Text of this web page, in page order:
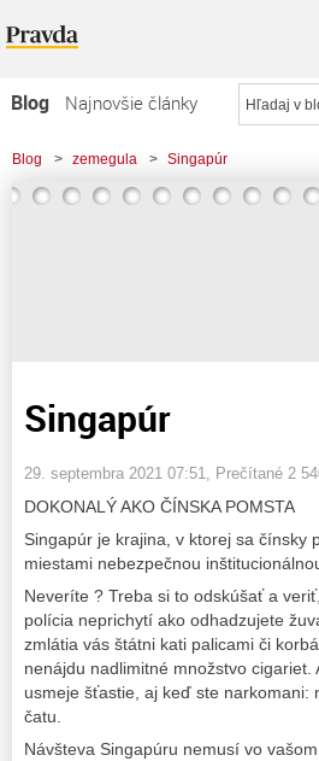
Blog
Najnovšie články
Najčítanejšie články
Najkomentovanejšie články
Blog > zemegula > Singapúr
Singapúr
29. septembra 2021 07:51 , Prečítané 2
DOKONALÝ AKO ČÍNSKA POMSTA
Singapúr je krajina, v ktorej sa čínsky
miestami nebezpečnou
Neveríte ? Treba si to odskúšať a
polícia neprichytí ako odhadzujete
zmlátia vás štátni kati palicami či
nenájdu nadlimitné množstvo
usmeje šťastie, aj keď ste
čatu.
Návšteva Singapúru nemusí vo